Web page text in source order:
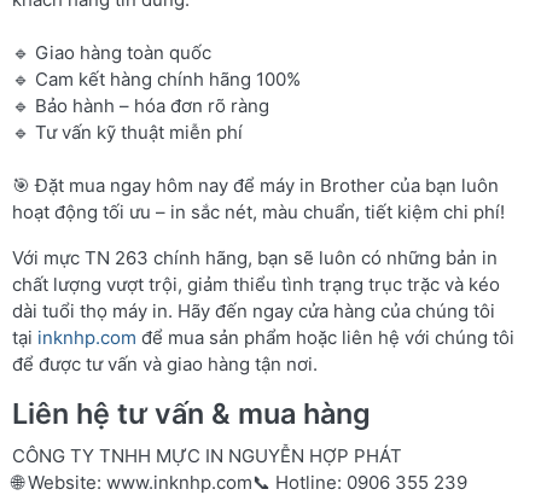
🔹 Giao hàng toàn quốc
🔹 Cam kết hàng chính hãng 100%
🔹 Bảo hành – hóa đơn rõ ràng
🔹 Tư vấn kỹ thuật miễn phí
🎯 Đặt mua ngay hôm nay để máy in Brother của bạn luôn
hoạt động tối ưu – in sắc nét, màu chuẩn, tiết kiệm chi phí!
Với mực TN 263 chính hãng, bạn sẽ luôn có những bản in
chất lượng vượt trội, giảm thiểu tình trạng trục trặc và kéo
dài tuổi thọ máy in. Hãy đến ngay cửa hàng của chúng tôi
tại inknhp.com để mua sản phẩm hoặc liên hệ với chúng tôi
để được tư vấn và giao hàng tận nơi.
Liên hệ tư vấn & mua hàng
CÔNG TY TNHH MỰC IN NGUYỄN HỢP PHÁT
🌐 Website: www.inknhp.com📞 Hotline: 0906 355 239